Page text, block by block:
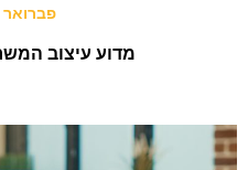
פברואר 7, 2021
מדוע עיצוב